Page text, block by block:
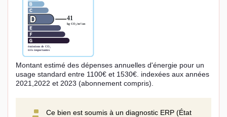
Montant estimé des dépenses annuelles d'énergie pour un
usage standard entre 1100€ et 1530€. indexées aux années
2021,2022 et 2023 (abonnement compris).
Ce bien est soumis à un diagnostic ERP (État